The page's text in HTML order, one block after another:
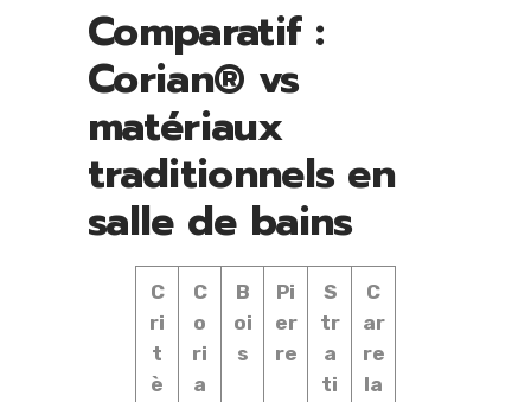
Comparatif :
Corian® vs
matériaux
traditionnels en
salle de bains
C
ri
t
è
C
o
ri
a
B
oi
s
Pi
er
re
S
tr
a
ti
C
ar
re
la